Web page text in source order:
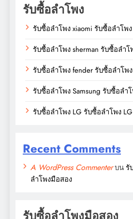
รับซื้อลำโพง
รับซื้อลำโพง xiaomi รับซื้อลำโพ
รับซื้อลำโพง sherman รับซื้อลำโ
รับซื้อลำโพง fender รับซื้อลำโพ
รับซื้อลำโพง Samsung รับซื้อลำ
รับซื้อลำโพง LG รับซื้อลำโพง
Recent Comments
A WordPress Commenterบน รั
ลำโพงมือสอง